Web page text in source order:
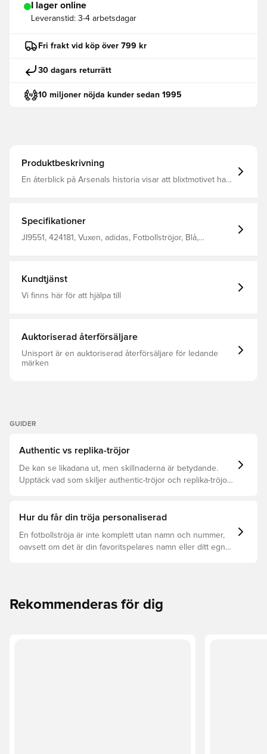
I lager online
Leveranstid: 3-4 arbetsdagar
Fri frakt vid köp över 799 kr
30 dagars returrätt
10 miljoner nöjda kunder sedan 1995
Produktbeskrivning
En återblick på Arsenals historia visar att blixtmotivet har
Fukthanterande AEROREADY och mjukt interlock-material
säkerställer att du håller dig bekväm när du backar din
favoritklubb. Normal passform Rund hals Huvudmaterial:
Specifikationer
JI9551, 424181, Vuxen, adidas, Fotbollströjor, Blå,
Kundtjänst
Vi finns här för att hjälpa till
Auktoriserad återförsäljare
Unisport är en auktoriserad återförsäljare för ledande
märken
GUIDER
Authentic vs replika-tröjor
De kan se likadana ut, men skillnaderna är betydande.
Upptäck vad som skiljer authentic-tröjor och replika-tröjor
Hur du får din tröja personaliserad
En fotbollströja är inte komplett utan namn och nummer,
oavsett om det är din favoritspelares namn eller ditt egna.
Rekommenderas för dig